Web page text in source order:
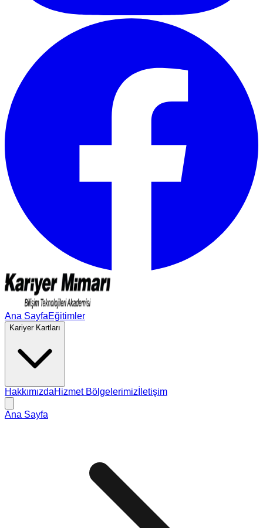
Ana SayfaEğitimler
Kariyer Kartları
HakkımızdaHizmet Bölgelerimiz İletişim
Ana Sayfa